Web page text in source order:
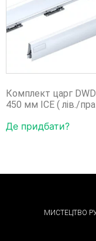
Комплект царг
450 мм ICE ( лів./
Де придбати?
МИСТЕЦТВО